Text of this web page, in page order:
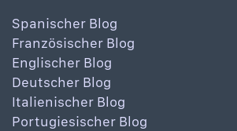
Spanischer Blog
Französischer Blog
Englischer Blog
Deutscher Blog
Italienischer Blog
Portugiesischer Blog